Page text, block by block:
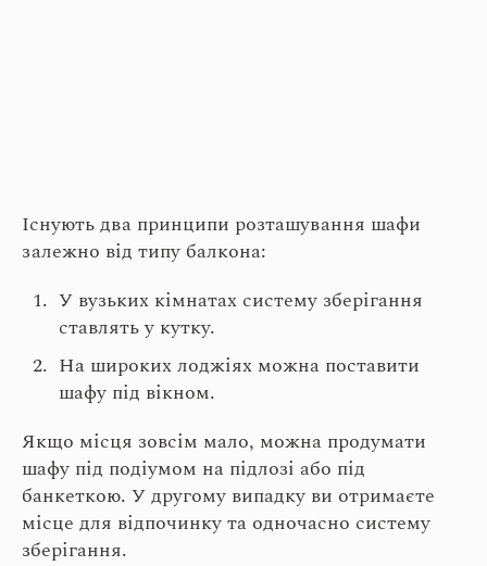
Існують два принципи розташування шафи
залежно від типу балкона:
У вузьких кімнатах систему зберігання
ставлять у кутку.
На широких лоджіях можна поставити
шафу під вікном.
Якщо місця зовсім мало, можна продумати
шафу під подіумом на підлозі або під
банкеткою. У другому випадку ви отримаєте
місце для відпочинку та одночасно систему
зберігання.